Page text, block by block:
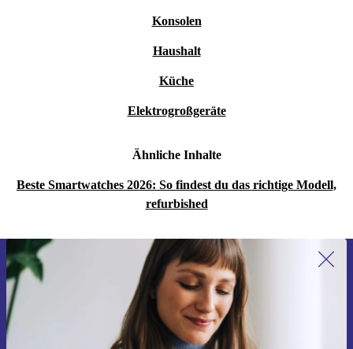
Konsolen
Haushalt
Küche
Elektrogroßgeräte
Ähnliche Inhalte
Beste Smartwatches 2026: So findest du das richtige Modell,
refurbished
Erstmals zum Newsletter anmelden,
15 € sparen!
Verpasse kein Angebot mehr.